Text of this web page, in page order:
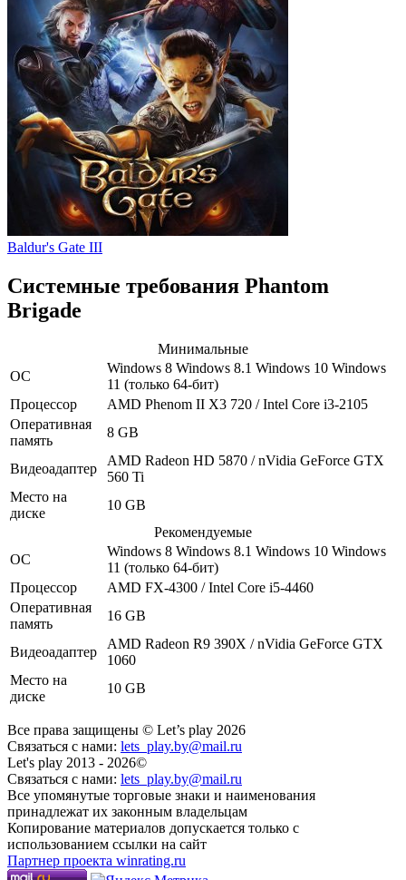
Baldur's Gate III
Системные требования Phantom
Brigade
Минимальные
ОС
Windows 8 Windows 8.1 Windows 10 Windows
11 (только 64-бит)
Процессор
AMD Phenom II X3 720 / Intel Core i3-2105
Оперативная
память
8 GB
Видеоадаптер
AMD Radeon HD 5870 / nVidia GeForce GTX
560 Ti
Место на
диске
10 GB
Рекомендуемые
ОС
Windows 8 Windows 8.1 Windows 10 Windows
11 (только 64-бит)
Процессор
AMD FX-4300 / Intel Core i5-4460
Оперативная
память
16 GB
Видеоадаптер
AMD Radeon R9 390X / nVidia GeForce GTX
1060
Место на
диске
10 GB
Все права защищены © Let’s play 2026
Связаться с нами: lets_play.by@mail.ru
Let's play 2013 - 2026©
Связаться с нами: lets_play.by@mail.ru
Все упомянутые торговые знаки и наименования
принадлежат их законным владельцам
Копирование материалов допускается только с
использованием ссылки на сайт
Партнер проекта winrating.ru